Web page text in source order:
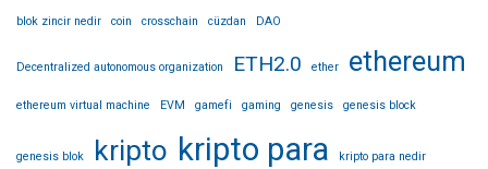
blok zincir nedir coin crosschain cüzdan DAO
Decentralized autonomous organization ETH2.0 ether ethereum
ethereum virtual machine EVM gamefi gaming genesis genesis block
genesis blok kripto kripto para kripto para nedir